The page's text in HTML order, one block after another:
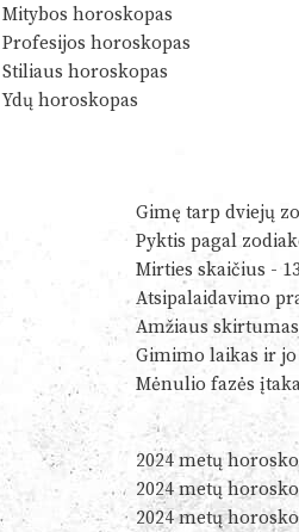
Mitybos horoskopas
Profesijos horoskopas
Stiliaus horoskopas
Ydų horoskopas
Gimę tarp dviejų
Pyktis pagal
Mirties skaičius -
Atsipalaidavimo
Amžiaus
Gimimo laikas ir
Mėnulio fazės
2024 metų
2024 metų
2024 metų